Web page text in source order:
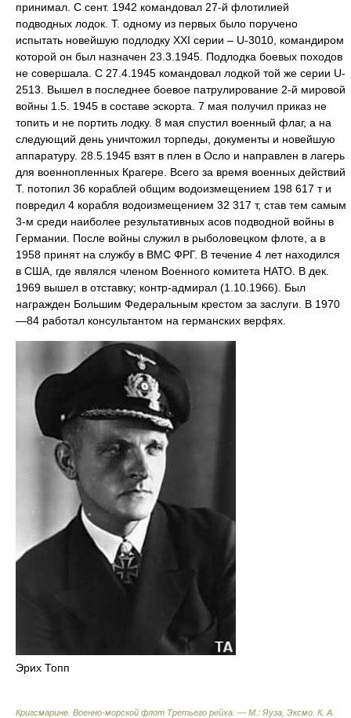
принимал. С сент. 1942 командовал 27-й флотилией
подводных лодок. Т. одному из первых было поручено
испытать новейшую подлодку XXI серии – U-3010, командиром
которой он был назначен 23.3.1945. Подлодка боевых походов
не совершала. С 27.4.1945 командовал лодкой той же серии U-
2513. Вышел в последнее боевое патрулирование 2-й мировой
войны 1.5. 1945 в составе эскорта. 7 мая получил приказ не
топить и не портить лодку. 8 мая спустил военный флаг, а на
следующий день уничтожил торпеды, документы и новейшую
аппаратуру. 28.5.1945 взят в плен в Осло и направлен в лагерь
для военнопленных Крагере. Всего за время военных действий
Т. потопил 36 кораблей общим водоизмещением 198 617 т и
повредил 4 корабля водоизмещением 32 317 т, став тем самым
3-м среди наиболее результативных асов подводной войны в
Германии. После войны служил в рыболовецком флоте, а в
1958 принят на службу в ВМС ФРГ. В течение 4 лет находился
в США, где являлся членом Военного комитета НАТО. В дек.
1969 вышел в отставку; контр-адмирал (1.10.1966). Был
награжден Большим Федеральным крестом за заслуги. В 1970
—84 работал консультантом на германских верфях.
Эрих Топп
Кригсмарине. Военно-морской флот Третьего рейха. — М.: Яуза, Эксмо К. А.